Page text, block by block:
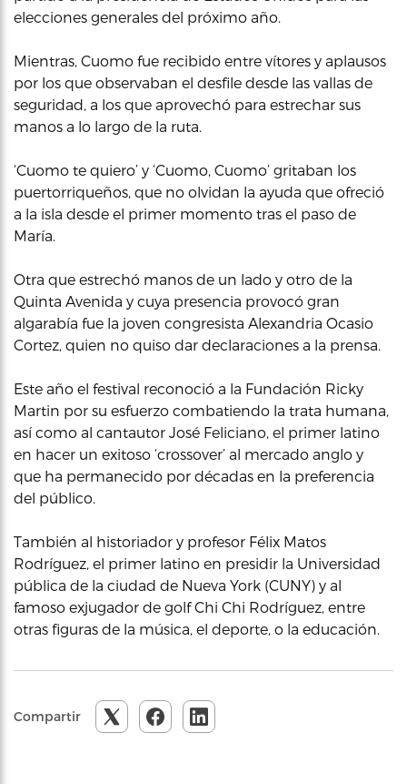
elecciones generales del próximo año.
Mientras, Cuomo fue recibido entre vítores y aplausos
por los que observaban el desfile desde las vallas de
seguridad, a los que aprovechó para estrechar sus
manos a lo largo de la ruta.
‘Cuomo te quiero’ y ‘Cuomo, Cuomo’ gritaban los
puertorriqueños, que no olvidan la ayuda que ofreció
a la isla desde el primer momento tras el paso de
María.
Otra que estrechó manos de un lado y otro de la
Quinta Avenida y cuya presencia provocó gran
algarabía fue la joven congresista Alexandria Ocasio
Cortez, quien no quiso dar declaraciones a la prensa.
Este año el festival reconoció a la Fundación Ricky
Martin por su esfuerzo combatiendo la trata humana,
así como al cantautor José Feliciano, el primer latino
en hacer un exitoso ‘crossover’ al mercado anglo y
que ha permanecido por décadas en la preferencia
del público.
También al historiador y profesor Félix Matos
Rodríguez, el primer latino en presidir la Universidad
pública de la ciudad de Nueva York (CUNY) y al
famoso exjugador de golf Chi Chi Rodríguez, entre
otras figuras de la música, el deporte, o la educación.
Compartir